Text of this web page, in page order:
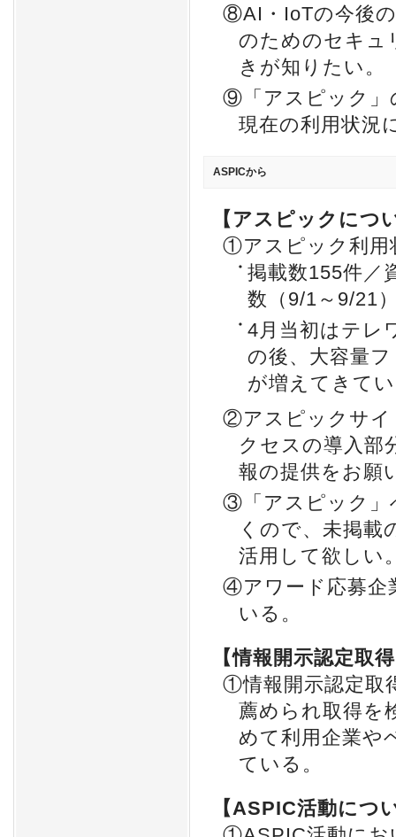
⑧AI・IoTの今後
のためのセキュ
きが知りたい。
⑨「アスピック」
現在の利用状況
ASPICから
【アスピックにつ
①アスピック利用
掲載数155件／
数（9/1～9/21
4月当初はテレ
の後、大容量
が増えてきて
②アスピックサイ
クセスの導入部
報の提供をお願
③「アスピック」
くので、未掲載
活用して欲しい
④アワード応募企
いる。
【情報開示認定取
①情報開示認定取
薦められ取得を
めて利用企業や
ている。
【ASPIC活動につ